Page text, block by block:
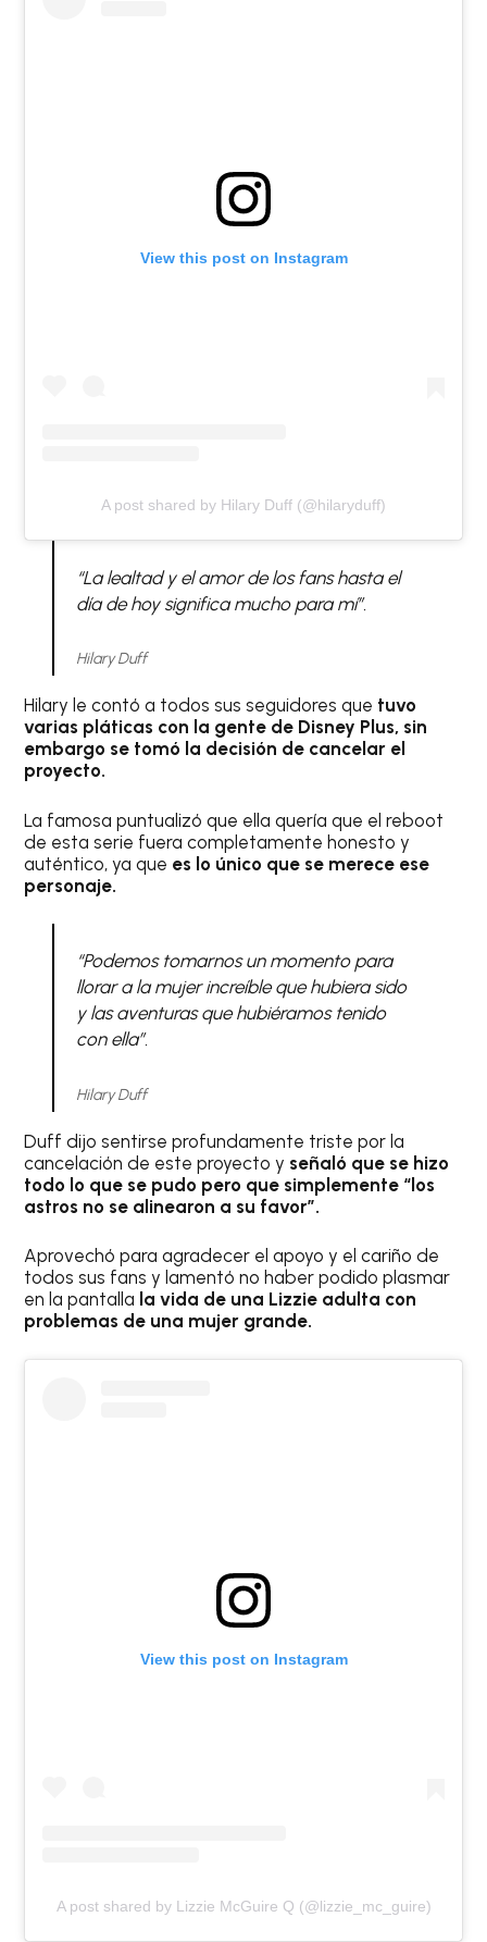
View this post on Instagram
A post shared by Hilary Duff (@hilaryduff)
“La lealtad y el amor de los fans hasta el
día de hoy significa mucho para mí”.
Hilary Duff
Hilary le contó a todos sus seguidores que tuvo
varias pláticas con la gente de Disney Plus, sin
embargo se tomó la decisión de cancelar el
proyecto.
La famosa puntualizó que ella quería que el reboot
de esta serie fuera completamente honesto y
auténtico, ya que es lo único que se merece ese
personaje.
“Podemos tomarnos un momento para
llorar a la mujer increíble que hubiera sido
y las aventuras que hubiéramos tenido
con ella”.
Hilary Duff
Duff dijo sentirse profundamente triste por la
cancelación de este proyecto y señaló que se hizo
todo lo que se pudo pero que simplemente “los
astros no se alinearon a su favor”.
Aprovechó para agradecer el apoyo y el cariño de
todos sus fans y lamentó no haber podido plasmar
en la pantalla la vida de una Lizzie adulta con
problemas de una mujer grande.
View this post on Instagram
A post shared by Lizzie McGuire Q (@lizzie_mc_guire)